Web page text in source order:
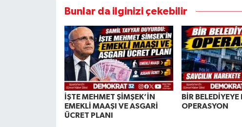
Bunlar da ilginizi çekebilir
İŞTE MEHMET ŞİMŞEK’İN
EMEKLİ MAAŞI VE ASGARİ
ÜCRET PLANI
BİR
OPERASYON